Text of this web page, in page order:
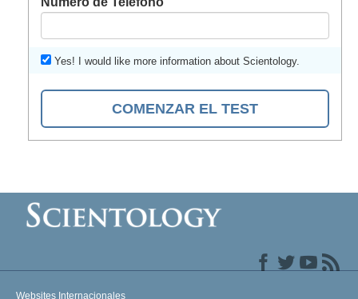
Yes! I would like more information about Scientology.
COMENZAR EL TEST
Websites Internacionales